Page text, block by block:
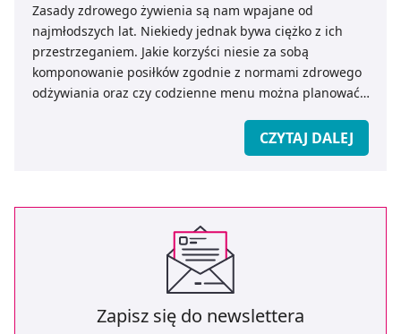
Zasady zdrowego żywienia są nam wpajane od
najmłodszych lat. Niekiedy jednak bywa ciężko z ich
przestrzeganiem. Jakie korzyści niesie za sobą
komponowanie posiłków zgodnie z normami zdrowego
odżywiania oraz czy codzienne menu można planować
zdrowego żywienia dla dzieci, a jak dla seniorów? Czy
istnieje wegetariańska piramida zdrowego odżywiania?
CZYTAJ DALEJ
Zapisz się do newslettera